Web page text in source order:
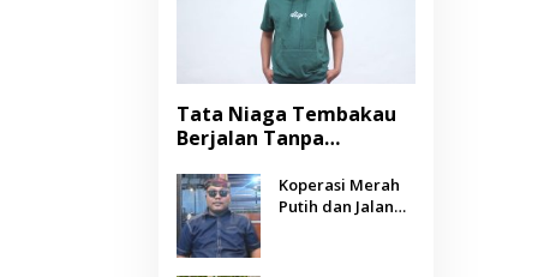
Tata Niaga Tembakau
Berjalan Tanpa
Negara Berpihak
kepada Petani?
Koperasi Merah
Putih dan Jalan